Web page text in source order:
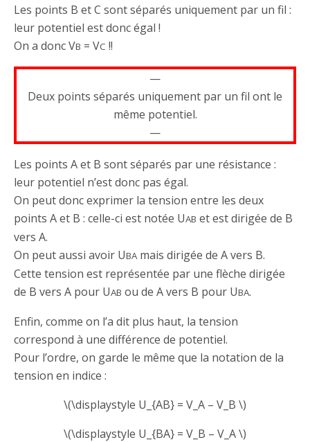
Les points B et C sont séparés uniquement par un fil :
leur potentiel est donc égal !
On a donc VB = VC !!
—
Deux points séparés uniquement par un fil ont le
même potentiel.
—
Les points A et B sont séparés par une résistance :
leur potentiel n’est donc pas égal.
On peut donc exprimer la tension entre les deux
points A et B : celle-ci est notée UAB et est dirigée de B
vers A.
On peut aussi avoir UBAmais dirigée de A vers B.
Cette tension est représentée par une flèche dirigée
de B vers A pour UAB ou de A vers B pour UBA.
Enfin, comme on l’a dit plus haut, la tension
correspond à une différence de potentiel.
Pour l’ordre, on garde le même que la notation de la
tension en indice :
\(\displaystyle U_{AB} = V_A – V_B \)
\(\displaystyle U_{BA} = V_B – V_A \)